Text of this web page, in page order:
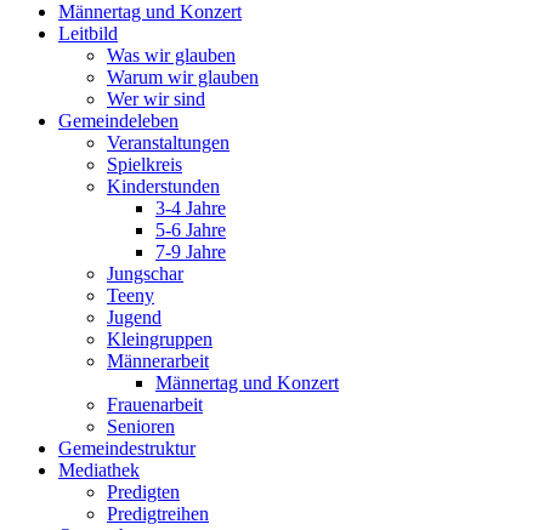
Männertag und Konzert
Leitbild
Was wir glauben
Warum wir glauben
Wer wir sind
Gemeindeleben
Veranstaltungen
Spielkreis
Kinderstunden
3-4 Jahre
5-6 Jahre
7-9 Jahre
Jungschar
Teeny
Jugend
Kleingruppen
Männerarbeit
Männertag und Konzert
Frauenarbeit
Senioren
Gemeindestruktur
Mediathek
Predigten
Predigtreihen